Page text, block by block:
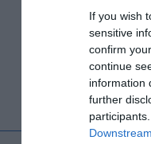
If you wish
sensitive
confirm
continue
information
further